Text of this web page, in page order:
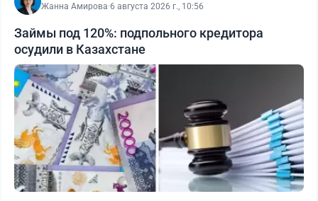
Жанна Амирова·6 августа 2026 г., 10:56
Займы под 120%: подпольного кредитора
осудили в Казахстане